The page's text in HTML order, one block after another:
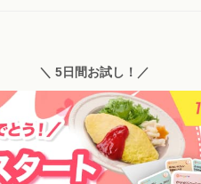
＼ 5日間お試し！／